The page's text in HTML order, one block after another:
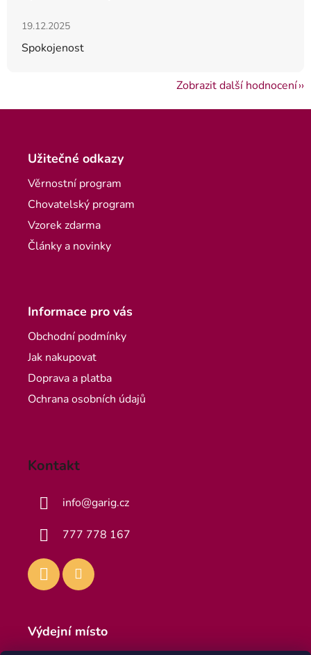
Hodnocení obchodu je 5 z 5 hvězdiček.
19.12.2025
Spokojenost
Zobrazit další hodnocení
Užitečné odkazy
Věrnostní program
Chovatelský program
Vzorek zdarma
Články a novinky
Informace pro vás
Obchodní podmínky
Jak nakupovat
Doprava a platba
Ochrana osobních údajů
Kontakt
info@garig.cz
777 778 167
Výdejní místo